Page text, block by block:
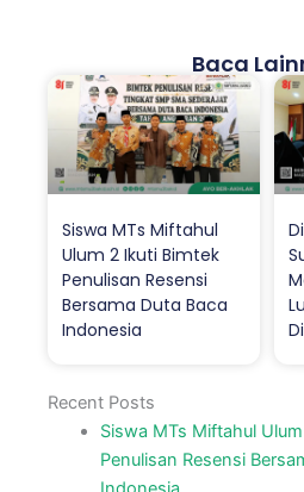
Baca
Siswa MTs Miftahul
Ulum 2 Ikuti Bimtek
Penulisan Resensi
Bersama Duta Baca
Indonesia
Recent Posts
Siswa MTs Miftahul
Penulisan Resensi